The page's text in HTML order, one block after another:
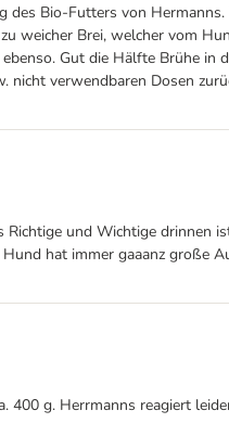
des Bio-Futters von
weicher Brei, welcher vom
Gut die Hälfte Brühe
verwendbaren Dosen
und Wichtige drinnen
hat immer gaaanz große
400 g. Herrmanns reagiert